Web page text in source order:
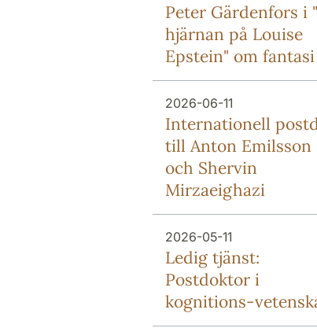
Peter Gärdenfors i
hjärnan på Louise
Epstein" om fantasi
2026-06-11
Internationell
till Anton Emilsson
och Shervin
Mirzaeighazi
2026-05-11
Ledig tjänst:
Postdoktor i
kognitions-